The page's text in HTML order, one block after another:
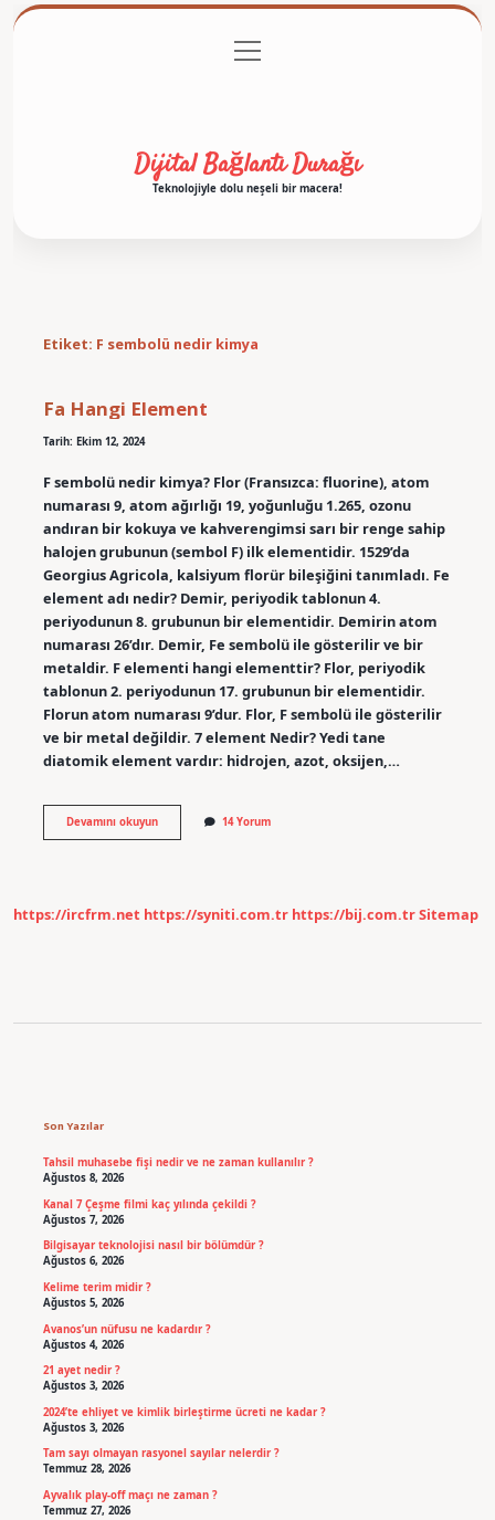
Gizlilik Politikası
menüyü
aç
Dijital Bağlantı Durağı
Teknolojiyle dolu neşeli bir macera!
Etiket: F sembolü nedir kimya
Fa Hangi Element
Tarih: Ekim 12, 2024
F sembolü nedir kimya? Flor (Fransızca: fluorine), atom
numarası 9, atom ağırlığı 19, yoğunluğu 1.265, ozonu
andıran bir kokuya ve kahverengimsi sarı bir renge sahip
halojen grubunun (sembol F) ilk elementidir. 1529’da
Georgius Agricola, kalsiyum florür bileşiğini tanımladı. Fe
element adı nedir? Demir, periyodik tablonun 4.
periyodunun 8. grubunun bir elementidir. Demirin atom
numarası 26’dır. Demir, Fe sembolü ile gösterilir ve bir
metaldir. F elementi hangi elementtir? Flor, periyodik
tablonun 2. periyodunun 17. grubunun bir elementidir.
Florun atom numarası 9’dur. Flor, F sembolü ile gösterilir
ve bir metal değildir. 7 element Nedir? Yedi tane
diatomik element vardır: hidrojen, azot, oksijen,…
Devamını okuyunFa
Hangi
14 Yorum
https://ircfrm.net https://syniti.com.tr https://bij.com.trSitemap
Son Yazılar
Tahsil muhasebe fişi nedir ve ne zaman kullanılır ?
Ağustos 8, 2026
Kanal 7 Çeşme filmi kaç yılında çekildi ?
Ağustos 7, 2026
Bilgisayar teknolojisi nasıl bir bölümdür ?
Ağustos 6, 2026
Kelime terim midir ?
Ağustos 5, 2026
Avanos’un nüfusu ne kadardır ?
Ağustos 4, 2026
21 ayet nedir ?
Ağustos 3, 2026
2024’te ehliyet ve kimlik birleştirme ücreti ne kadar ?
Ağustos 3, 2026
Tam sayı olmayan rasyonel sayılar nelerdir ?
Temmuz 28, 2026
Ayvalık play-off maçı ne zaman ?
Temmuz 27, 2026